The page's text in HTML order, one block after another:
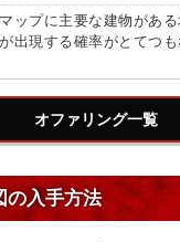
マップに主要な建物があ
が出現する確率がとてつも
オファリング一覧
の入手方法